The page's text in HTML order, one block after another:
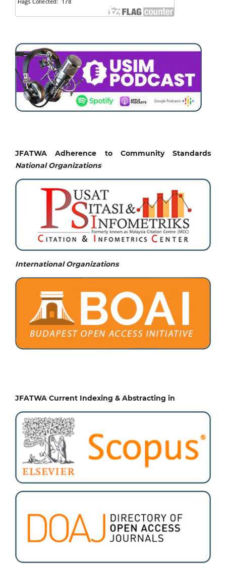
JFATWA Adherence to Community Standards
National Organizations
International Organizations
JFATWA Current Indexing & Abstracting in